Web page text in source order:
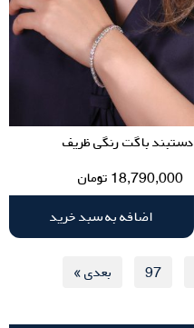
دستبند باگت رنگی ظریف
18,790,000 تومان
اضافه به سبد خرید
97 بعدی »